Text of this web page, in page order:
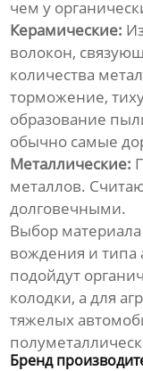
чем у
Керамические:
волокон,
количества
торможение,
образование
обычно самые
Металлические:
металлов.
долговечными.
Выбор материала
вождения и типа
подойдут
колодки, а для
тяжелых
Бренд